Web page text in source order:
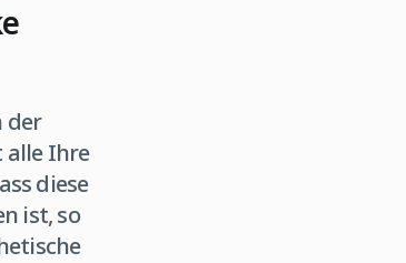
der
alle Ihre
diese
ist, so